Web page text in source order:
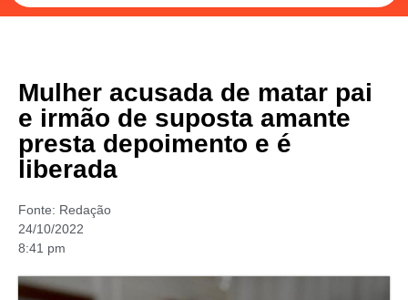
Mulher acusada de matar pai
e irmão de suposta amante
presta depoimento e é
liberada
Fonte: Redação
24/10/2022
8:41 pm